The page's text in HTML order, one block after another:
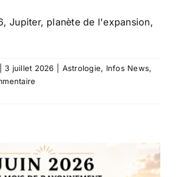
Jupiter, planète de l'expansion,
3 juillet 2026 Astrologie, Infos News,